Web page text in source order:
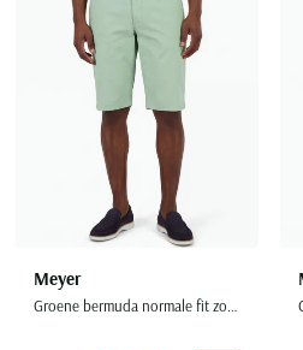
Meyer
Groene bermuda normale fit zonder omslag